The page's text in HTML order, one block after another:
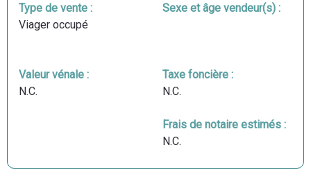
Type de vente :
Viager occupé
Valeur vénale :
N.C.
Sexe et âge vendeur(s) :
Taxe foncière :
N.C.
Frais de notaire estimés :
N.C.